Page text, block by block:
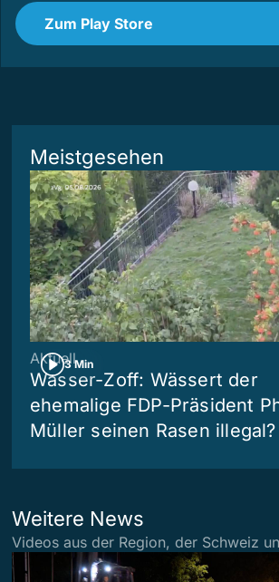
Zum Play Store
Meistgesehen
3 Min
Aktuell
Wasser-Zoff: Wässert der
ehemalige FDP-Präsident
Müller seinen Rasen illegal?
Weitere News
Videos aus der Region, der Schweiz